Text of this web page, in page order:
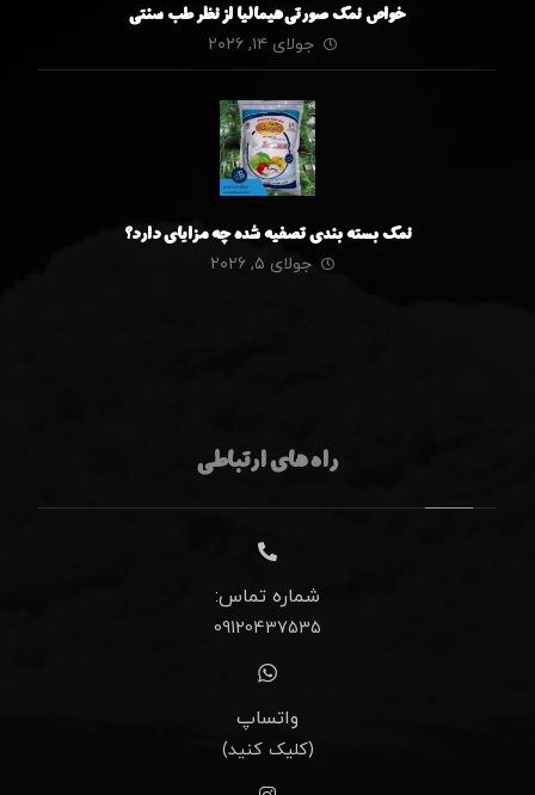
خواص نمک صورتی هیمالیا از نظر طب سنتی
جولای ۱۴, ۲۰۲۶
نمک بسته بندی تصفیه شده چه مزایای دارد؟
جولای ۵, ۲۰۲۶
راه های ارتباطی
شماره تماس:
09120437535
واتساپ
(کلیک کنید)